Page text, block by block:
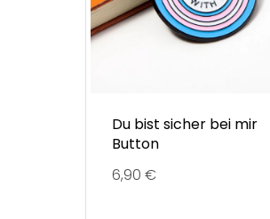
Du bist sicher bei mir
Button
6,90 €